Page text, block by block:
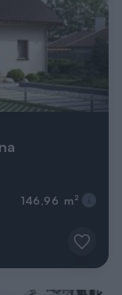
146,96 m 2